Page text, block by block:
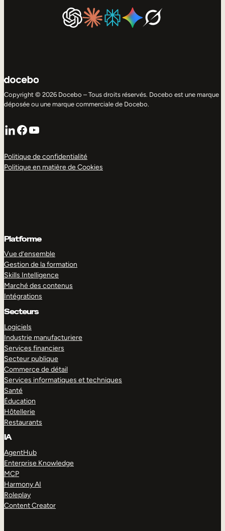
Copyright © 2026 Docebo – Tous droits réservés. Docebo est une marque
déposée ou une marque commerciale de Docebo.
LinkedIn
Facebook
YouTube
Politique de confidentialité
Politique en matière de Cookies
Platforme
Vue d’ensemble
Gestion de la formation
Skills Intelligence
Marché des contenus
Intégrations
Secteurs
Logiciels
Industrie manufacturiere
Services financiers
Secteur publique
Commerce de détail
Services informatiques et techniques
Santé
Éducation
Hôtellerie
Restaurants
IA
AgentHub
Enterprise Knowledge
MCP
Harmony AI
Roleplay
Content Creator